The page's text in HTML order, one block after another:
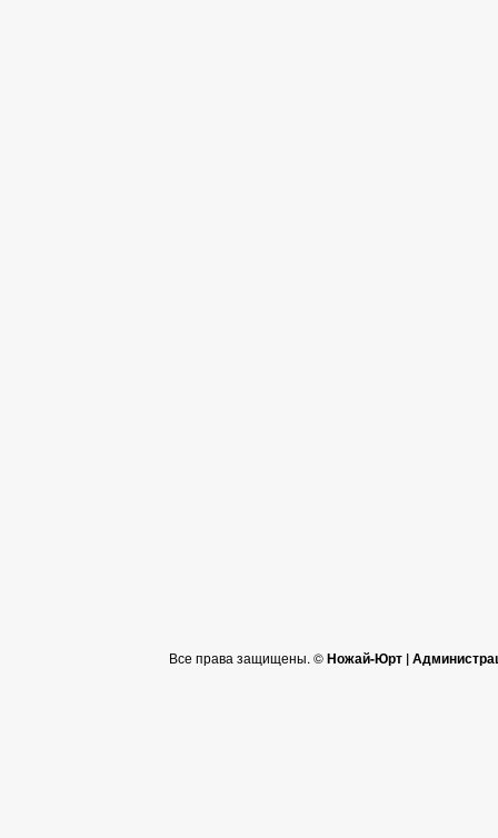
Все права защищены. ©Ножай-Юрт |